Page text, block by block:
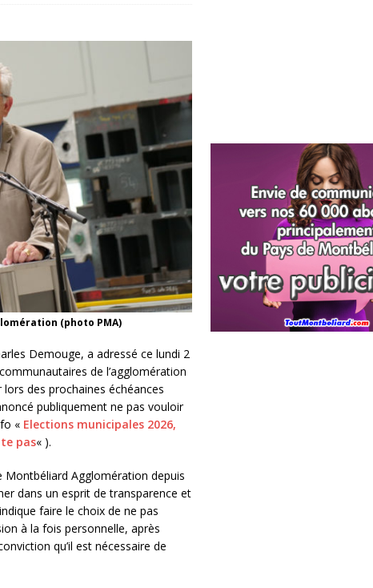
(photo PMA)
Demouge, a adressé ce lundi 2
de l’agglomération
des prochaines échéances
publiquement ne pas vouloir
« Elections municipales 2026,
pas« ).
Montbéliard Agglomération depuis
dans un esprit de transparence et
faire le choix de ne pas
à la fois personnelle, après
qu’il est nécessaire de